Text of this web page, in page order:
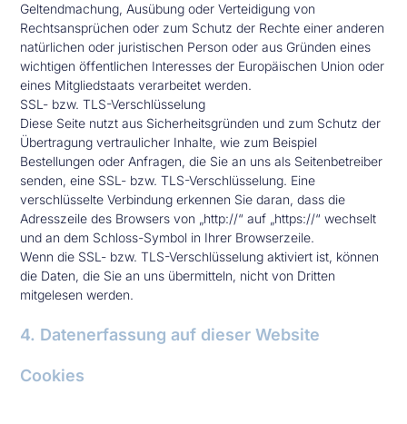
Geltendmachung, Ausübung oder Verteidigung von
Rechtsansprüchen oder zum Schutz der Rechte einer anderen
natürlichen oder juristischen Person oder aus Gründen eines
wichtigen öffentlichen Interesses der Europäischen Union oder
eines Mitgliedstaats verarbeitet werden.
SSL- bzw. TLS-Verschlüsselung
Diese Seite nutzt aus Sicherheitsgründen und zum Schutz der
Übertragung vertraulicher Inhalte, wie zum Beispiel
Bestellungen oder Anfragen, die Sie an uns als Seitenbetreiber
senden, eine SSL- bzw. TLS-Verschlüsselung. Eine
verschlüsselte Verbindung erkennen Sie daran, dass die
Adresszeile des Browsers von „http://“ auf „https://“ wechselt
und an dem Schloss-Symbol in Ihrer Browserzeile.
Wenn die SSL- bzw. TLS-Verschlüsselung aktiviert ist, können
die Daten, die Sie an uns übermitteln, nicht von Dritten
mitgelesen werden.
4. Datenerfassung auf dieser Website
Cookies